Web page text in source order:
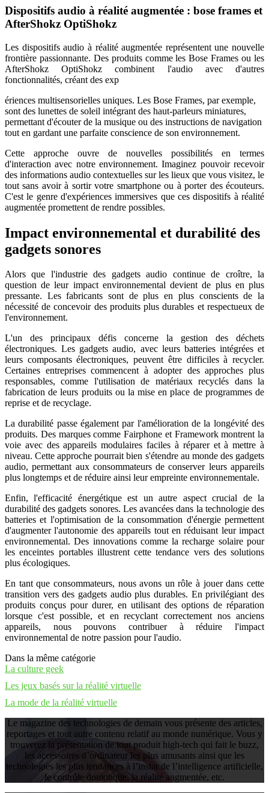
Dispositifs audio à réalité augmentée : bose frames et
AfterShokz OptiShokz
Les dispositifs audio à réalité augmentée représentent une nouvelle
frontière passionnante. Des produits comme les Bose Frames ou les
AfterShokz OptiShokz combinent l'audio avec d'autres
fonctionnalités, créant des exp
ériences multisensorielles uniques. Les Bose Frames, par exemple,
sont des lunettes de soleil intégrant des haut-parleurs miniatures,
permettant d'écouter de la musique ou des instructions de navigation
tout en gardant une parfaite conscience de son environnement.
Cette approche ouvre de nouvelles possibilités en termes
d'interaction avec notre environnement. Imaginez pouvoir recevoir
des informations audio contextuelles sur les lieux que vous visitez, le
tout sans avoir à sortir votre smartphone ou à porter des écouteurs.
C'est le genre d'expériences immersives que ces dispositifs à réalité
augmentée promettent de rendre possibles.
Impact environnemental et durabilité des
gadgets sonores
Alors que l'industrie des gadgets audio continue de croître, la
question de leur impact environnemental devient de plus en plus
pressante. Les fabricants sont de plus en plus conscients de la
nécessité de concevoir des produits plus durables et respectueux de
l'environnement.
L'un des principaux défis concerne la gestion des déchets
électroniques. Les gadgets audio, avec leurs batteries intégrées et
leurs composants électroniques, peuvent être difficiles à recycler.
Certaines entreprises commencent à adopter des approches plus
responsables, comme l'utilisation de matériaux recyclés dans la
fabrication de leurs produits ou la mise en place de programmes de
reprise et de recyclage.
La durabilité passe également par l'amélioration de la longévité des
produits. Des marques comme Fairphone et Framework montrent la
voie avec des appareils modulaires faciles à réparer et à mettre à
niveau. Cette approche pourrait bien s'étendre au monde des gadgets
audio, permettant aux consommateurs de conserver leurs appareils
plus longtemps et de réduire ainsi leur empreinte environnementale.
Enfin, l'efficacité énergétique est un autre aspect crucial de la
durabilité des gadgets sonores. Les avancées dans la technologie des
batteries et l'optimisation de la consommation d'énergie permettent
d'augmenter l'autonomie des appareils tout en réduisant leur impact
environnemental. Des innovations comme la recharge solaire pour
les enceintes portables illustrent cette tendance vers des solutions
plus écologiques.
En tant que consommateurs, nous avons un rôle à jouer dans cette
transition vers des gadgets audio plus durables. En privilégiant des
produits conçus pour durer, en utilisant des options de réparation
lorsque c'est possible, et en recyclant correctement nos anciens
appareils, nous pouvons contribuer à réduire l'impact
environnemental de notre passion pour l'audio.
Dans la même catégorie
La culture geek
Les jeux basés sur la réalité virtuelle
La mode de la réalité virtuelle
Le magazine des technologies de demain vous présente des articles,
reportages et tout autre contenu relatif au monde numérique. Vous y
trouverez la présentation de tout produit high-tech qui fait le buzz,
les accessoires d’ordinateur les plus amusants ainsi que les
technologies les plus tendances à l’instar de l’intelligence artificielle,
le contrôle domotique, la réalité augmentée, etc.